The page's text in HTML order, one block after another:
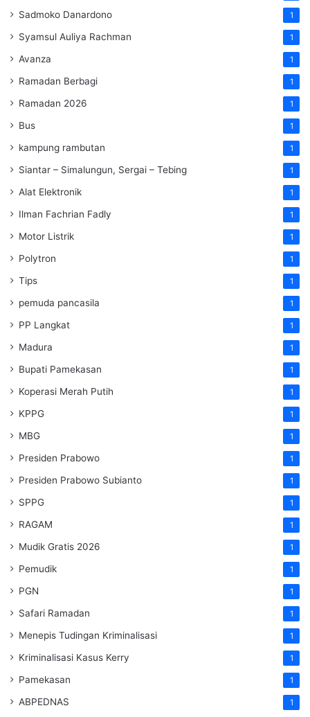
Sadmoko Danardono 1
Syamsul Auliya Rachman 1
Avanza 1
Ramadan Berbagi 1
Ramadan 2026 1
Bus 1
kampung rambutan 1
Siantar – Simalungun, Sergai – Tebing 1
Alat Elektronik 1
Ilman Fachrian Fadly 1
Motor Listrik 1
Polytron 1
Tips 1
pemuda pancasila 1
PP Langkat 1
Madura 1
Bupati Pamekasan 1
Koperasi Merah Putih 1
KPPG 1
MBG 1
Presiden Prabowo 1
Presiden Prabowo Subianto 1
SPPG 1
RAGAM 1
Mudik Gratis 2026 1
Pemudik 1
PGN 1
Safari Ramadan 1
Menepis Tudingan Kriminalisasi 1
Kriminalisasi Kasus Kerry 1
Pamekasan 1
ABPEDNAS 1